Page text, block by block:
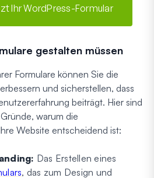
Ihr WordPress-Formular
gestalten müssen
Formulare können Sie die
und sicherstellen, dass
beiträgt. Hier sind
warum die
Website entscheidend ist:
Das Erstellen eines
, das zum Design und